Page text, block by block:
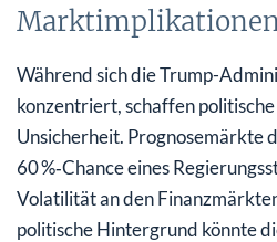
Während sich die Trump-
konzentriert, schaffen
Unsicherheit. Prognosemärkte
60 %‑Chance eines
Volatilität an den
politische Hintergrund könnte